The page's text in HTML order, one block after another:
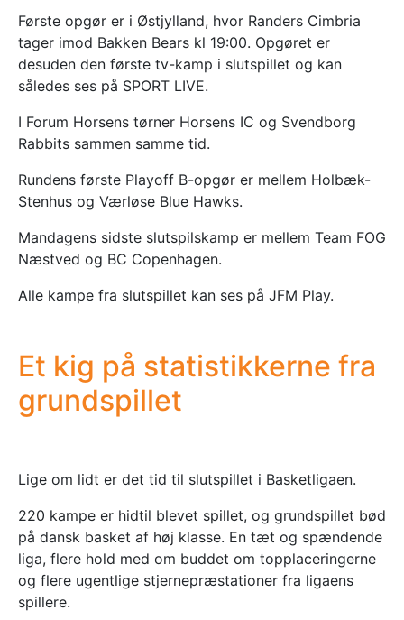
Første opgør er i Østjylland, hvor Randers Cimbria
tager imod Bakken Bears kl 19:00. Opgøret er
desuden den første tv-kamp i slutspillet og kan
således ses på SPORT LIVE.
I Forum Horsens tørner Horsens IC og Svendborg
Rabbits sammen samme tid.
Rundens første Playoff B-opgør er mellem Holbæk-
Stenhus og Værløse Blue Hawks.
Mandagens sidste slutspilskamp er mellem Team FOG
Næstved og BC Copenhagen.
Alle kampe fra slutspillet kan ses på JFM Play.
Et kig på statistikkerne fra
grundspillet
Lige om lidt er det tid til slutspillet i Basketligaen.
220 kampe er hidtil blevet spillet, og grundspillet bød
på dansk basket af høj klasse. En tæt og spændende
liga, flere hold med om buddet om topplaceringerne
og flere ugentlige stjernepræstationer fra ligaens
spillere.